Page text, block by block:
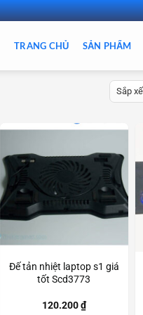
TRANG CHỦ SẢN PHẨM
Đế tản nhiệt laptop s1 giá
tốt Scd3773
120.200₫